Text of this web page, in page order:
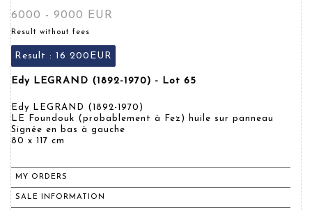
6000 - 9000 EUR
Result without fees
Result : 16 200EUR
Edy LEGRAND (1892-1970) - Lot 65
Edy LEGRAND (1892-1970)
LE Foundouk (probablement à Fez) huile sur panneau
Signée en bas à gauche
80 x 117 cm
MY ORDERS
SALE INFORMATION